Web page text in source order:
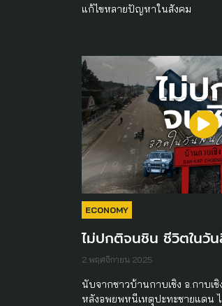
แก้ไขหลายปัญหาในสังคม
ECONOMY
ไม่ปกติจนชิน ชีวิตในวั
2 พฤศจิกายน 2025
นับจากชาวบ้านกาบเชิง อ.กาบเ
หลังอพยพหนีเหตุปะทะชายแดน